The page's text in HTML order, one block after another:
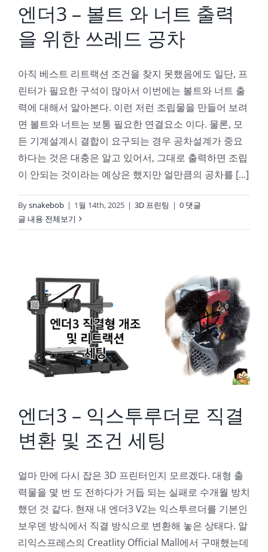
엔더3 – 볼트 와 너트 출력
을 위한 쓰레드 공차
아직 베스트 리트랙션 조건을 찾지 못했음에도 일단, 프
린터가 필요한 구석이 많아서 이번에는 볼트와 너트 출
력에 대해서 알아본다. 이런 저런 조립물을 만들어 보려
면 볼트와 너트는 보통 필요한 연결요소 이다. 물론, 모
든 기계설계시 결합이 요구되는 경우 공차설계가 중요
하다는 것은 대충은 알고 있어서, 그대로 출력하면 조립
이 안되는 것이라는 예상은 했지만 얼만큼의 공차를 [...]
Bysnakebob | 1월 14th, 2025 | 3D 프린팅 | 0 댓글
글 내용 전체보기
엔더3 – 익스투루더로 직결
변환 및 조건 세팅
얼마 만에 다시 잡은 3D 프린터인지 모르겠다. 대형 출
력물을 몇 번 도 전하다가 거듭 되는 실패로 수개월 방치
했던 것 같다. 현재 내 엔더3 V2는 익스투르더를 기본인
보우덴 방식에서 직결 방식으로 변환해 놓은 상태다. 알
리익스프레스의 Creatlity Official Mall에서 구매했는데